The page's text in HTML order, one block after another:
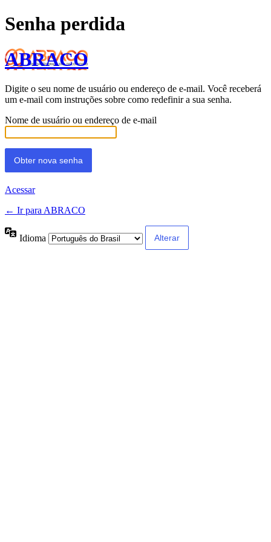
Senha perdida
ABRACO
Digite o seu nome de usuário ou endereço de e-mail. Você receberá
um e-mail com instruções sobre como redefinir a sua senha.
Nome de usuário ou endereço de e-mail
Acessar
← Ir para ABRACO
Idioma